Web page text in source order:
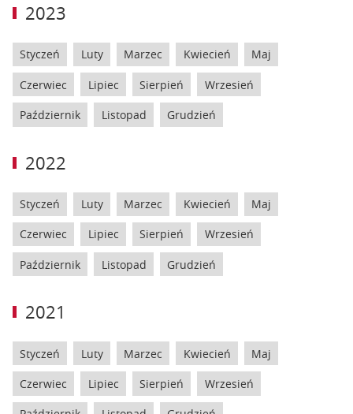
2023
Styczeń Luty Marzec Kwiecień Maj
Czerwiec Lipiec Sierpień Wrzesień
Październik Listopad Grudzień
2022
Styczeń Luty Marzec Kwiecień Maj
Czerwiec Lipiec Sierpień Wrzesień
Październik Listopad Grudzień
2021
Styczeń Luty Marzec Kwiecień Maj
Czerwiec Lipiec Sierpień Wrzesień